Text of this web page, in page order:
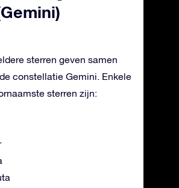
sterren geven samen
constellatie Gemini. Enkele
sterren zijn: